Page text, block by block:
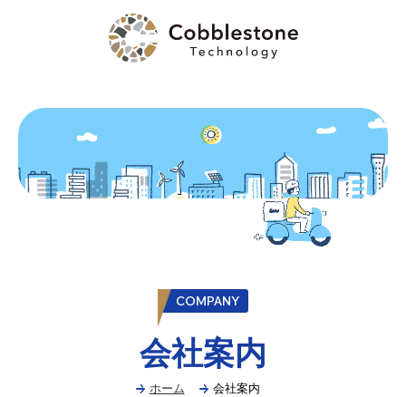
COMPANY
会社案内
ホーム 会社案内